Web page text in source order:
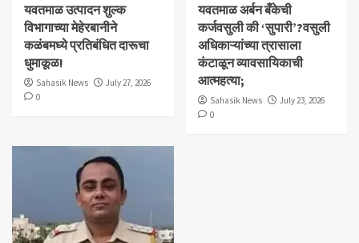
यवतमाळ उत्पादन शुल्क
विभागाच्या मेहेरबानीने
कळंबमध्ये प्रतिबंधित दारूचा
धुमाकूळ!
Sahasik News
July 27, 2026
0
​यवतमाळ अर्बन बँकेची
कर्जवसुली की ‘सुपारी’?वसुली
अधिकाऱ्यांच्या त्रासाला
कंटाळून व्यावसायिकाची
आत्महत्या;
Sahasik News
July 23, 2026
0